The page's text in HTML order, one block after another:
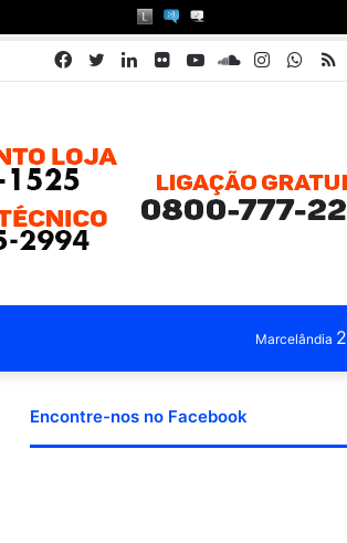
Instagram
SoundCloud
YouTube
Flickr
Linkedin
Twitter
Facebook
Marcelândia
Encontre-nos no Facebook